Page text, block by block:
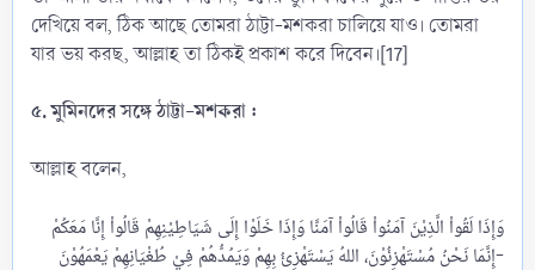
দেখিয়ে বল, ঠিক আছে তোমরা ঠাট্টা-মশকরা চালিয়ে যাও। তোমরা
যার ভয় করছ, আল্লাহ তা ঠিকই প্রকাশ করে দিবেন।[17]
৫. মুমিনদের সঙ্গে ঠাট্টা-মশকরা :
আল্লাহ বলেন,
وَإِذَا لَقُواْ الَّذِيْنَ آمَنُواْ قَالُواْ آمَنَّا وَإِذَا خَلَوْا إِلَى شَيَاطِيْنِهِمْ قَالُواْ إِنَّا مَعَكُمْ
إِنَّمَا نَحْنُ مُسْتَهْزِئُوْنَ، اللهُ يَسْتَهْزِئُ بِهِمْ وَيَمُدُّهُمْ فِيْ طُغْيَانِهِمْ يَعْمَهُوْنَ-​